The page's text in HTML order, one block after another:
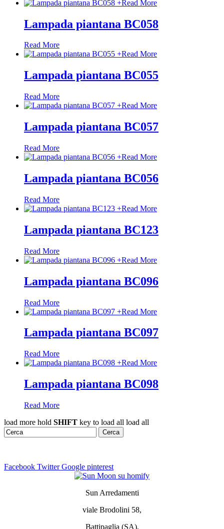
+Read More
Lampada piantana BC058
Read More
+Read More
Lampada piantana BC055
Read More
+Read More
Lampada piantana BC057
Read More
+Read More
Lampada piantana BC056
Read More
+Read More
Lampada piantana BC123
Read More
+Read More
Lampada piantana BC096
Read More
+Read More
Lampada piantana BC097
Read More
+Read More
Lampada piantana BC098
Read More
load more hold SHIFT key to load all load all
Facebook Twitter Google pinterest
Sun Arredamenti
viale Brodolini 58,
Battipaglia (SA),